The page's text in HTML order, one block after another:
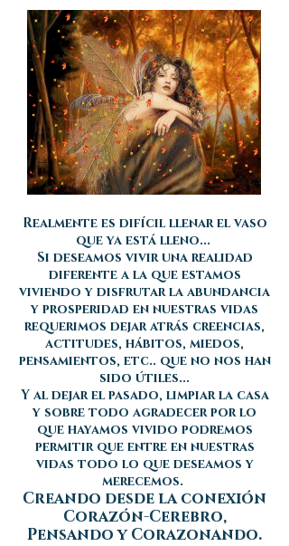
Realmente es difícil llenar el vaso
que ya está lleno...
Si deseamos vivir una realidad
diferente a la que estamos
viviendo y disfrutar la abundancia
y prosperidad en nuestras vidas
requerimos dejar atrás creencias,
actitudes, hábitos, miedos,
pensamientos, etc.. que no nos han
sido útiles...
Y al dejar el pasado, limpiar la casa
y sobre todo agradecer por lo
que hayamos vivido podremos
permitir que entre en nuestras
vidas todo lo que deseamos y
merecemos.
Creando desde la conexión
Corazón-Cerebro,
Pensando y Corazonando.